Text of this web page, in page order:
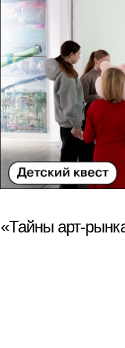
«Тайны арт-